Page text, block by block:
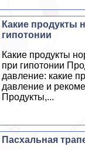
Какие продукты
гипотонии
Какие продукты
при гипотонии
давление: какие
давление и
Продукты,...
Пасхальная